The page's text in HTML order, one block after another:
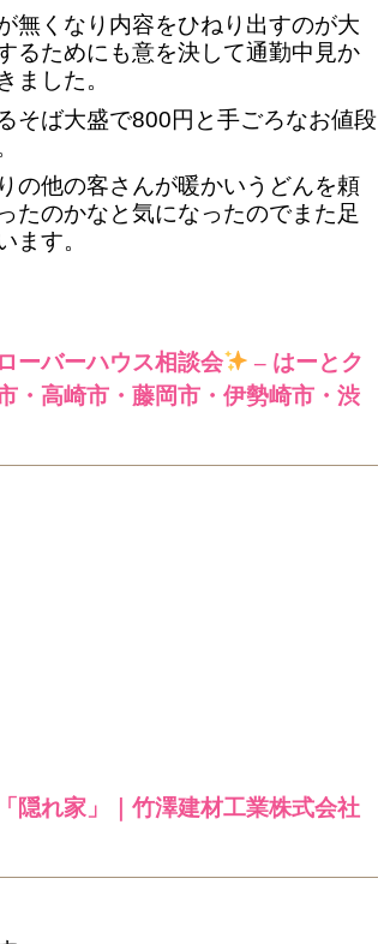
無くなり内容をひねり出すのが大
るためにも意を決して通勤中見か
ました。
そば大盛で800円と手ごろなお値段
の他の客さんが暖かいうどんを頼
たのかなと気になったのでまた足
ます。
ーバーハウス相談会
– はーとク
・高崎市・藤岡市・伊勢崎市・渋
隠れ家」｜竹澤建材工業株式会社